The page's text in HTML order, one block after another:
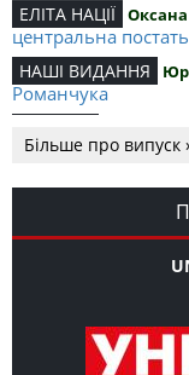
ЕЛІТА НАЦІЇ
центральна
НАШІ ВИДАННЯ
Романчука
Романчука
Editorial Oleh K.
уособлення
Більше про випуск